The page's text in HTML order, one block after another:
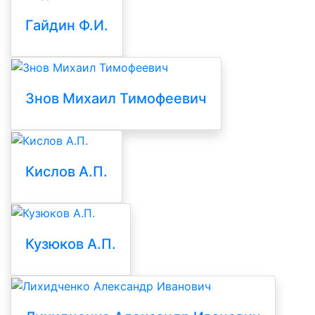
Гайдин Ф.И.
Знов Михаил Тимофеевич
Кислов А.П.
Кузюков А.П.